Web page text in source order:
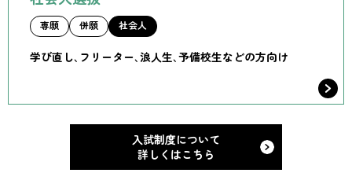
専願 併願 社会人
学び直し、フリーター、浪人生、予備校生などの方向け
入試制度について
詳しくはこちら